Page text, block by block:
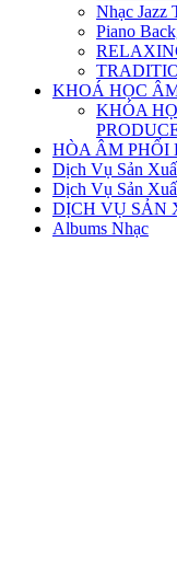
Nhạc Jazz
Piano
KHOÁ HỌC
KHÓA
HÒA ÂM PHỐI
Dịch Vụ Sản
Dịch Vụ Sản
DỊCH VỤ SẢN
Albums Nhạc